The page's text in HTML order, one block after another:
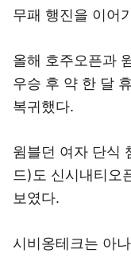
무패 행진을 이어
올해 호주오픈과
우승 후 약 한 달
복귀했다.
윔블던 여자 단식
드)도 신시내티오
보였다.
시비옹테크는 아